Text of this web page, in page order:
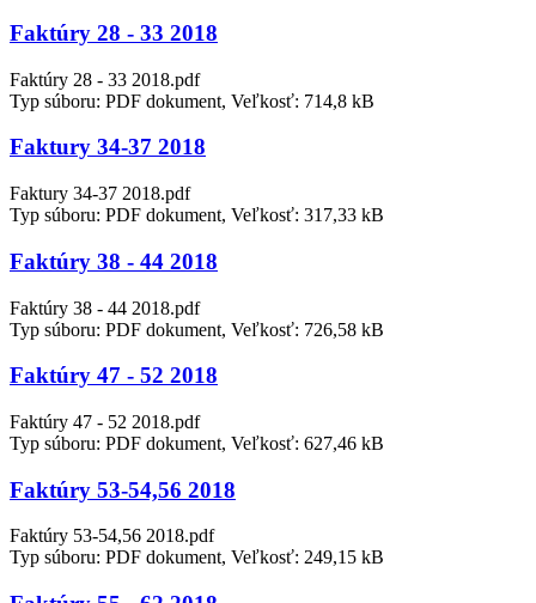
Faktúry 28 - 33 2018
Faktúry 28 - 33 2018.pdf
Typ súboru: PDF dokument, Veľkosť: 714,8 kB
Faktury 34-37 2018
Faktury 34-37 2018.pdf
Typ súboru: PDF dokument, Veľkosť: 317,33 kB
Faktúry 38 - 44 2018
Faktúry 38 - 44 2018.pdf
Typ súboru: PDF dokument, Veľkosť: 726,58 kB
Faktúry 47 - 52 2018
Faktúry 47 - 52 2018.pdf
Typ súboru: PDF dokument, Veľkosť: 627,46 kB
Faktúry 53-54,56 2018
Faktúry 53-54,56 2018.pdf
Typ súboru: PDF dokument, Veľkosť: 249,15 kB